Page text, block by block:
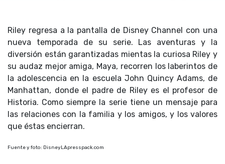
Riley regresa a la pantalla de Disney Channel con una
nueva temporada de su serie. Las aventuras y la
diversión están garantizadas mientas la curiosa Riley y
su audaz mejor amiga, Maya, recorren los laberintos de
la adolescencia en la escuela John Quincy Adams, de
Manhattan, donde el padre de Riley es el profesor de
Historia. Como siempre la serie tiene un mensaje para
las relaciones con la familia y los amigos, y los valores
que éstas encierran.
Fuente y foto: DisneyLApresspack.com